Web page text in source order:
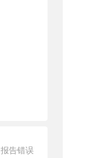
报告错误